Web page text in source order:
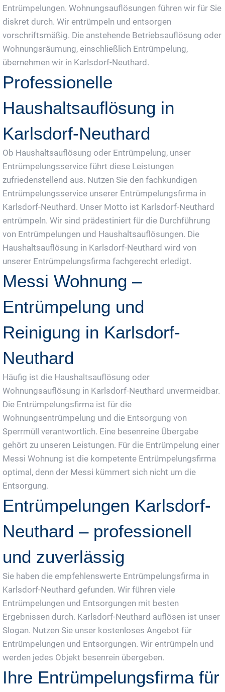
Entrümpelungen. Wohnungsauflösungen führen wir für Sie
diskret durch. Wir entrümpeln und entsorgen
vorschriftsmäßig. Die anstehende Betriebsauflösung oder
Wohnungsräumung, einschließlich Entrümpelung,
übernehmen wir in Karlsdorf-Neuthard.
Professionelle
Haushaltsauflösung in
Karlsdorf-Neuthard
Ob Haushaltsauflösung oder Entrümpelung, unser
Entrümpelungsservice führt diese Leistungen
zufriedenstellend aus. Nutzen Sie den fachkundigen
Entrümpelungsservice unserer Entrümpelungsfirma in
Karlsdorf-Neuthard. Unser Motto ist Karlsdorf-Neuthard
entrümpeln. Wir sind prädestiniert für die Durchführung
von Entrümpelungen und Haushaltsauflösungen. Die
Haushaltsauflösung in Karlsdorf-Neuthard wird von
unserer Entrümpelungsfirma fachgerecht erledigt.
Messi Wohnung –
Entrümpelung und
Reinigung in Karlsdorf-
Neuthard
Häufig ist die Haushaltsauflösung oder
Wohnungsauflösung in Karlsdorf-Neuthard unvermeidbar.
Die Entrümpelungsfirma ist für die
Wohnungsentrümpelung und die Entsorgung von
Sperrmüll verantwortlich. Eine besenreine Übergabe
gehört zu unseren Leistungen. Für die Entrümpelung einer
Messi Wohnung ist die kompetente Entrümpelungsfirma
optimal, denn der Messi kümmert sich nicht um die
Entsorgung.
Entrümpelungen Karlsdorf-
Neuthard – professionell
und zuverlässig
Sie haben die empfehlenswerte Entrümpelungsfirma in
Karlsdorf-Neuthard gefunden. Wir führen viele
Entrümpelungen und Entsorgungen mit besten
Ergebnissen durch. Karlsdorf-Neuthard auflösen ist unser
Slogan. Nutzen Sie unser kostenloses Angebot für
Entrümpelungen und Entsorgungen. Wir entrümpeln und
werden jedes Objekt besenrein übergeben.
Ihre Entrümpelungsfirma für